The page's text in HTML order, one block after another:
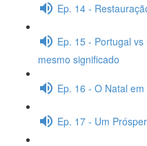
Ep. 14 -
Ep. 15 - Portugal
mesmo significado
Ep. 16 - O Natal em
Ep. 17 - Um